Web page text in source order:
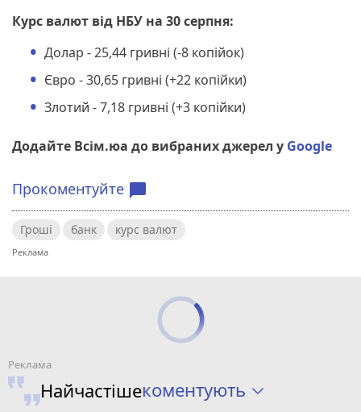
Курс валют від НБУ на 30 серпня:
Долар - 25,44 гривні (-8 копійок)
Євро - 30,65 гривні (+22 копійки)
Злотий - 7,18 гривні (+3 копійки)
Додайте Всім.юа до вибраних джерел у Google
Прокоментуйте chat_bubble
Гроші банк курс валют
Найчастішекоментують